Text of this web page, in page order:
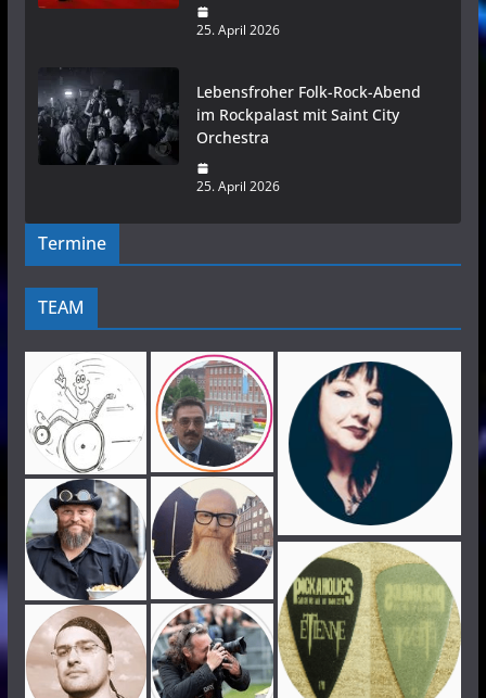
25. April 2026
Lebensfroher Folk-Rock-Abend
im Rockpalast mit Saint City
Orchestra
25. April 2026
Termine
TEAM